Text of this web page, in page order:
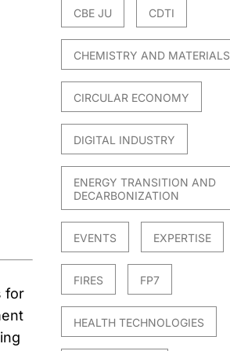
for
CBE JU CDTI
CHEMISTRY AND MATERIALS
CIRCULAR ECONOMY
DIGITAL INDUSTRY
ENERGY TRANSITION AND
DECARBONIZATION
EVENTS EXPERTISE
FIRES FP7
HEALTH TECHNOLOGIES